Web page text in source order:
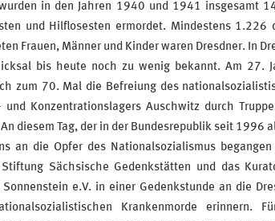
in den Jahren 1940 und 1941 insgesamt
und Hilflosesten ermordet. Mindestens 1.226
Frauen, Männer und Kinder waren Dresdner. In
bis heute noch zu wenig bekannt. Am 27.
zum 70. Mal die Befreiung des
und Konzentrationslagers Auschwitz durch
diesem Tag, der in der Bundesrepublik seit 1996
an die Opfer des Nationalsozialismus
Sächsische Gedenkstätten und das
Sonnenstein e.V. in einer Gedenkstunde an die
Krankenmorde erinnern.